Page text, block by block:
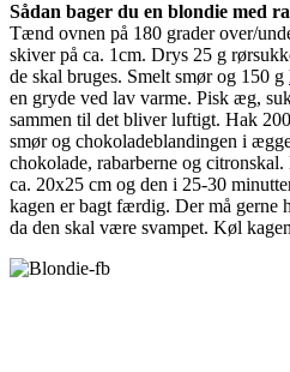
Sådan bager du en blondie med
Tænd ovnen på 180 grader over/
skiver på ca. 1cm. Drys 25 g
de skal bruges. Smelt smør og 150 g
en gryde ved lav varme. Pisk æg,
sammen til det bliver luftigt. Hak
smør og chokoladeblandingen i
chokolade, rabarberne og
ca. 20x25 cm og den i 25-30
kagen er bagt færdig. Der må gerne
da den skal være svampet. Køl